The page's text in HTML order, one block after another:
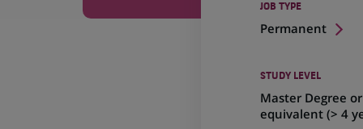
JOB TYPE
Permanent
STUDY LEVEL
Master Degree or
equivalent (> 4